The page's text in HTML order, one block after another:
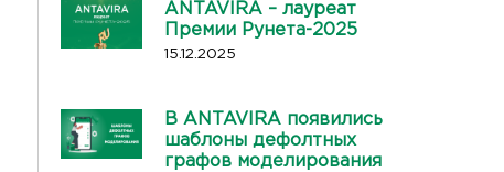
ANTAVIRA – лауреат
Премии Рунета-2025
15.12.2025
В ANTAVIRA появились
шаблоны дефолтных
графов моделирования